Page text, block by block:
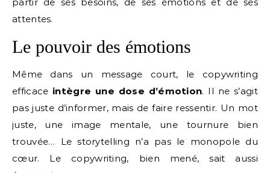
attentes.
Le pouvoir des émotions
Même dans un message court, le copywriting
efficace intègre une dose d’émotion. Il ne s’agit
pas juste d’informer, mais de faire ressentir. Un mot
juste, une image mentale, une tournure bien
trouvée… Le storytelling n’a pas le monopole du
cœur. Le copywriting, bien mené, sait aussi